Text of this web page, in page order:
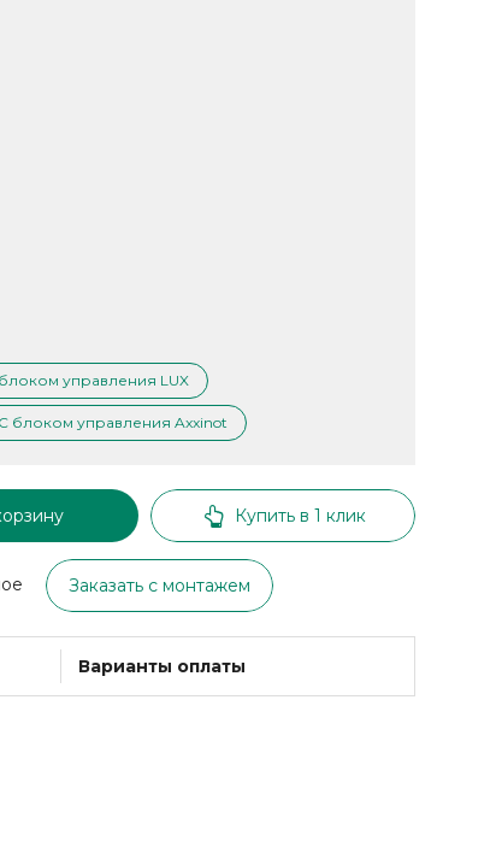
управления LUX
С блоком управления Axxinot
Купить в 1 клик
Заказать с монтажем
Варианты оплаты